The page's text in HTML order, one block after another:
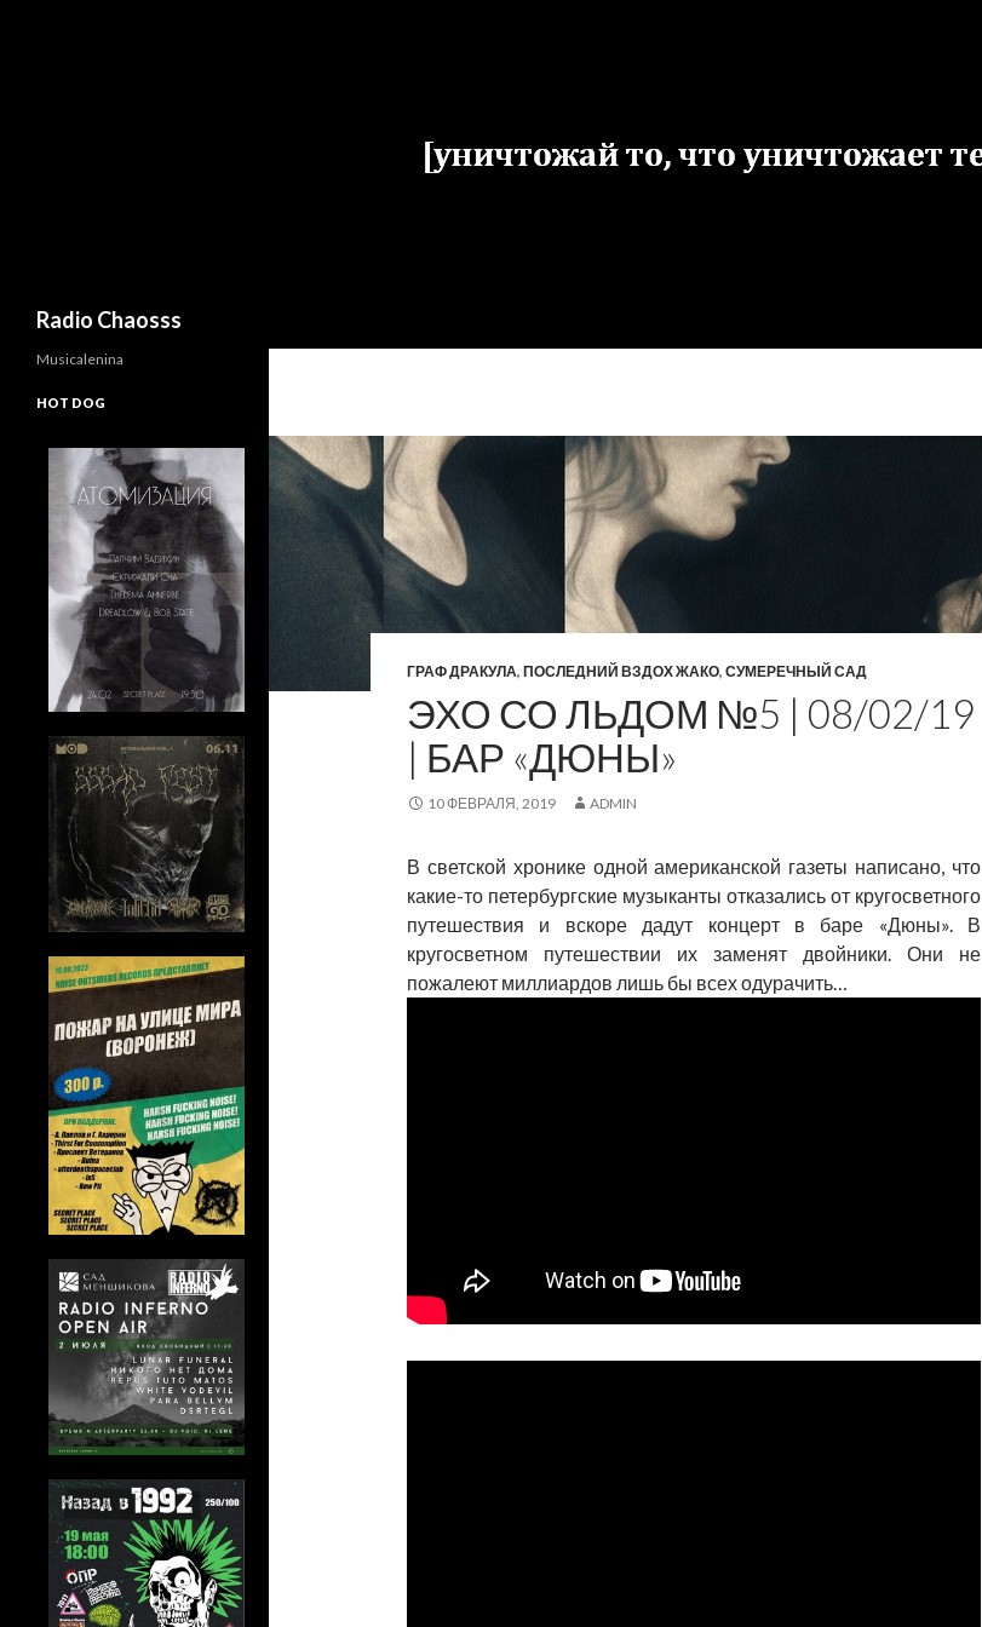
Radio Chaosss
ГРАФ ДРАКУЛА, ПОСЛЕДНИЙ ВЗДОХ ЖАКО, СУМЕРЕЧНЫЙ САД
ЭХО СО ЛЬДОМ №5 | 08/02/19
| БАР «ДЮНЫ»
10 ФЕВРАЛЯ, 2019 ADMIN
В светской хронике одной американской газеты написано, что
какие-то петербургские музыканты отказались от кругосветного
путешествия и вскоре дадут концерт в баре «Дюны». В
кругосветном путешествии их заменят двойники. Они не
пожалеют миллиардов лишь бы всех одурачить…
Musicalenina
HOT DOG